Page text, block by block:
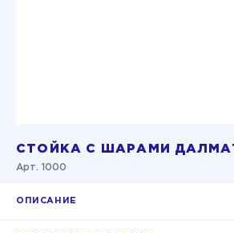
СТОЙКА С ШАРАМИ
Арт. 1000
ОПИСАНИЕ